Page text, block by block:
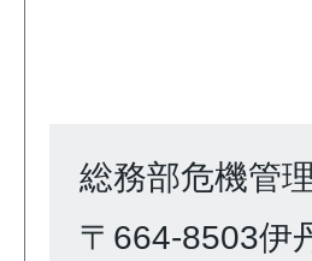
総務部危機管
〒664-8503伊